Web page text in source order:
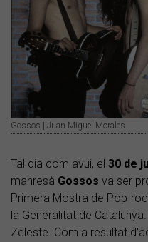
Gossos | Juan Miguel Morales
Tal dia com avui, el 30 de
manresà Gossos va ser
Primera Mostra de Pop-
la Generalitat de
Zeleste. Com a resultat